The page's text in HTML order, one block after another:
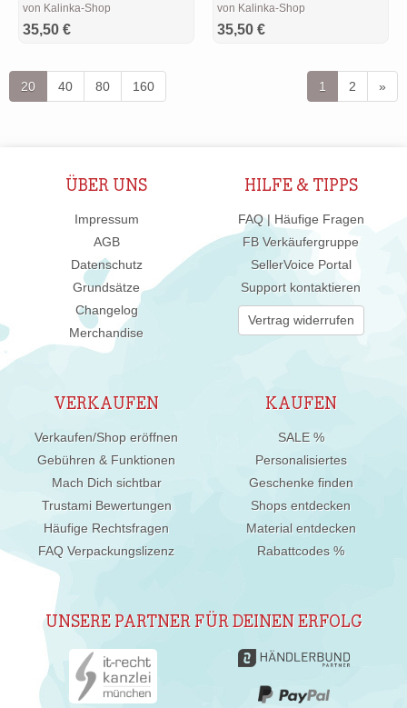
von Kalinka-Shop
35,50 €
von Kalinka-Shop
35,50 €
20 40 80 160 1 2 »
ÜBER UNS
Impressum
AGB
Datenschutz
Grundsätze
Changelog
Merchandise
HILFE & TIPPS
FAQ | Häufige Fragen
FB Verkäufergruppe
SellerVoice Portal
Support kontaktieren
Vertrag widerrufen
VERKAUFEN
Verkaufen/Shop eröffnen
Gebühren & Funktionen
Mach Dich sichtbar
Trustami Bewertungen
Häufige Rechtsfragen
FAQ Verpackungslizenz
KAUFEN
SALE %
Personalisiertes
Geschenke finden
Shops entdecken
Material entdecken
Rabattcodes %
UNSERE PARTNER FÜR DEINEN ERFOLG